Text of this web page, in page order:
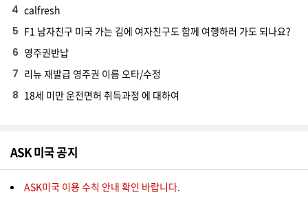
에
서
새
로
운
가
찾
calfresh
F1 남자친구 미국 가는 김에 여자친구도 함께 여행하러 가도 되나요?
영주권반납
리뉴 재발급 영주권 이름 오타/수정
18세 미만 운전면허 취득과정 에 대하여
ASK 미국 공지
ASK미국 이용 수칙 안내 확인 바랍니다.